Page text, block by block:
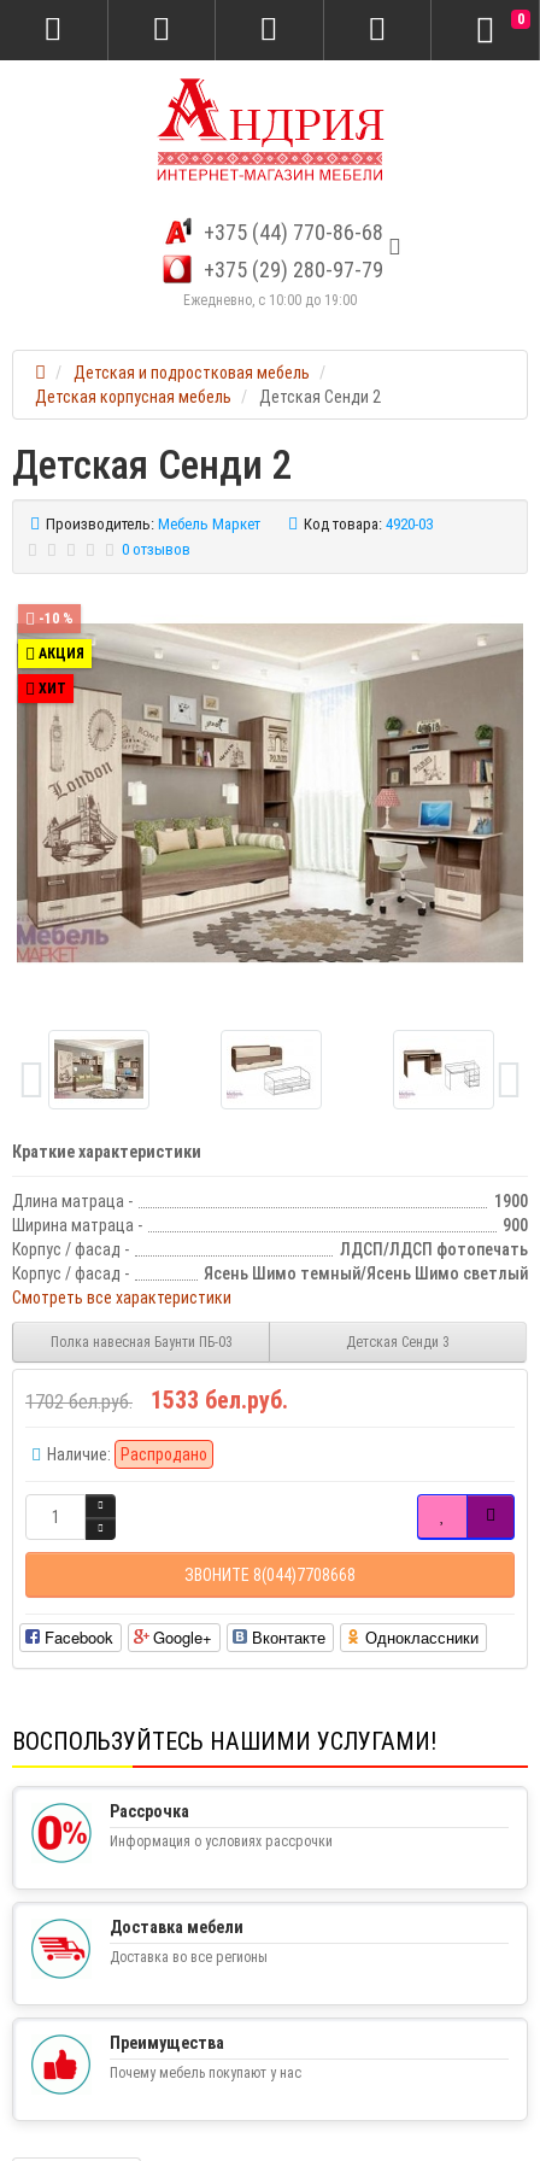
+375 (44) 770-86-68
+375 (29) 280-97-79
Ежедневно, с 10:00 до 19:00
0
Детская и подростковая мебель
Детская корпусная мебель
Детская Сенди 2
Детская Сенди 2
Производитель: Мебель Маркет Код товара: 4920-03
0 отзывов
-10 %
АКЦИЯ
ХИТ
Краткие характеристики
Длина матраца -
1900
Ширина матраца -
900
Корпус / фасад -
ЛДСП/ЛДСП фотопечать
Корпус / фасад -
Ясень Шимо темный/Ясень Шимо светлый
Смотреть все характеристики
Полка навесная Баунти ПБ-03 Детская Сенди 3
1702 бел.руб. 1533 бел.руб.
Наличие: Распродано
ЗВОНИТЕ 8(044)7708668
Facebook Google+ Вконтакте Одноклассники
ВОСПОЛЬЗУЙТЕСЬ НАШИМИ УСЛУГАМИ!
Рассрочка
Информация о условиях рассрочки
Доставка мебели
Доставка во все регионы
Преимущества
Почему мебель покупают у нас